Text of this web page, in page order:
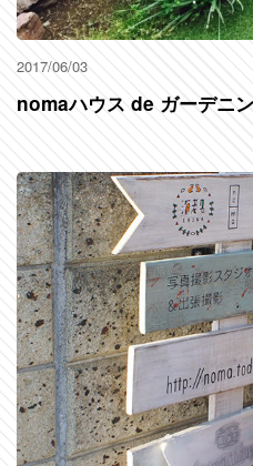
2017/06/03
nomaハウス de ガーデニ